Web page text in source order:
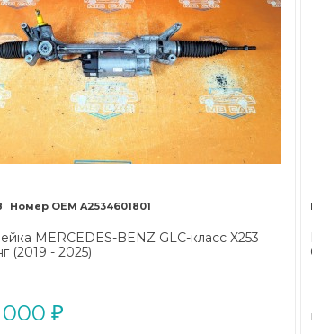
A2534601801
MERCEDES-BENZ GLC-класс X253
(2019 - 2025)
000 ₽